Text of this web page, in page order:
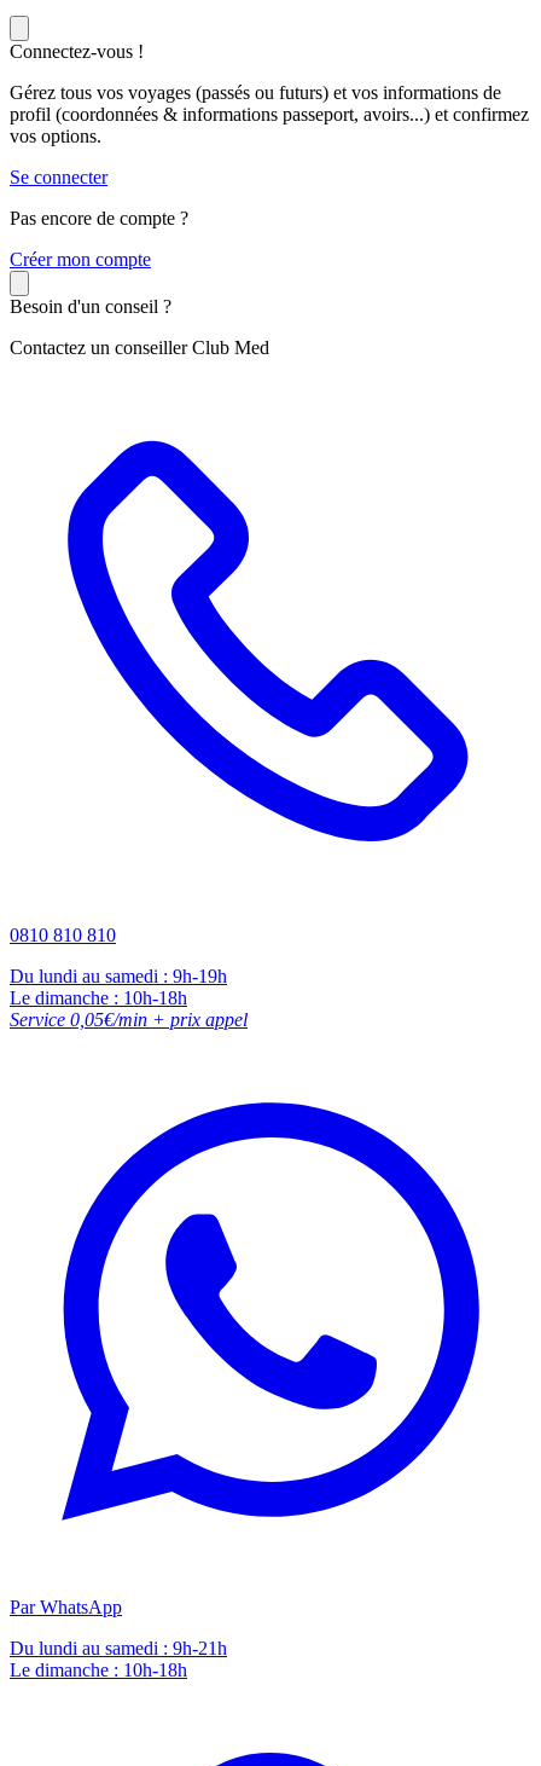
Connectez-vous !
Gérez tous vos voyages (passés ou futurs) et vos informations de
profil (coordonnées & informations passeport, avoirs...) et confirmez
vos options.
Se connecter
Pas encore de compte ?
Créer mon compte
Besoin d'un conseil ?
Contactez un conseiller Club Med
0810 810 810
Du lundi au samedi : 9h-19h
Le dimanche : 10h-18h
Service 0,05€/min + prix appel
Par WhatsApp
Du lundi au samedi : 9h-21h
Le dimanche : 10h-18h